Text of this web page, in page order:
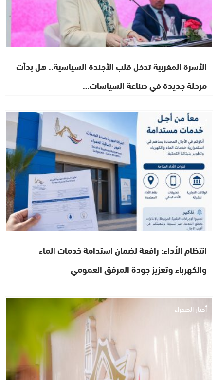
الأسرة المغربية تدخل قلب الأجندة السياسية.. هل بدأت
مرحلة جديدة في صناعة السياسات…
أخبار الصحراء
انتظام الأداء: رافعة لضمان استدامة خدمات الماء
والكهرباء وتعزيز جودة المرفق العمومي
أخبار الصحراء